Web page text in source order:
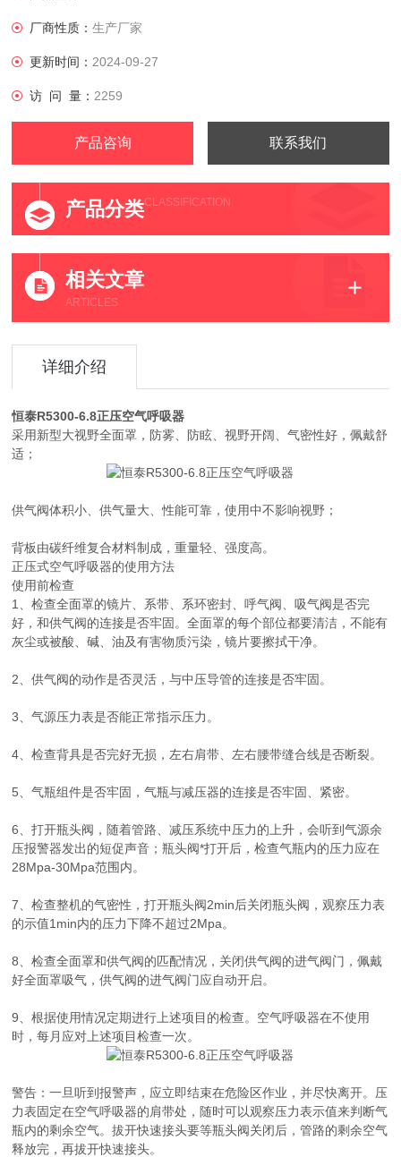
供气阀体积小、供气量大、性能可靠，使用中不影响视野；
背板由碳纤维复合材料制成，重量轻、强度高。
正压式空气呼吸器的使用方法
使用前检查
完好，和供气阀的连接是否牢固。全面罩的每个部位都要清洁，
不能有灰尘或被酸、碱、油及
厂商性质：生产厂家
更新时间： 2024-09-27
访 问 量： 2259
产品咨询 联系我们
产品分类CLASSIFICATION
相关文章
ARTICLES
详细介绍
恒泰R5300-6.8正压空气呼吸器
采用新型大视野全面罩，防雾、防眩、视野开阔、气密性好，佩戴舒
适；
供气阀体积小、供气量大、性能可靠，使用中不影响视野；
背板由碳纤维复合材料制成，重量轻、强度高。
正压式空气呼吸器的使用方法
使用前检查
1、检查全面罩的镜片、系带、系环密封、呼气阀、吸气阀是否完
好，和供气阀的连接是否牢固。全面罩的每个部位都要清洁，不能有
灰尘或被酸、碱、油及有害物质污染，镜片要擦拭干净。
2、供气阀的动作是否灵活，与中压导管的连接是否牢固。
3、气源压力表是否能正常指示压力。
4、检查背具是否完好无损，左右肩带、左右腰带缝合线是否断裂。
5、气瓶组件是否牢固，气瓶与减压器的连接是否牢固、紧密。
6、打开瓶头阀，随着管路、减压系统中压力的上升，会听到气源余
压报警器发出的短促声音；瓶头阀*打开后，检查气瓶内的压力应在
28Mpa-30Mpa范围内。
7、检查整机的气密性，打开瓶头阀2min后关闭瓶头阀，观察压力表
的示值1min内的压力下降不超过2Mpa。
8、检查全面罩和供气阀的匹配情况，关闭供气阀的进气阀门，佩戴
好全面罩吸气，供气阀的进气阀门应自动开启。
9、根据使用情况定期进行上述项目的检查。空气呼吸器在不使用
时，每月应对上述项目检查一次。
警告：一旦听到报警声，应立即结束在危险区作业，并尽快离开。压
力表固定在空气呼吸器的肩带处，随时可以观察压力表示值来判断气
瓶内的剩余空气。拔开快速接头要等瓶头阀关闭后，管路的剩余空气
释放完，再拔开快速接头。